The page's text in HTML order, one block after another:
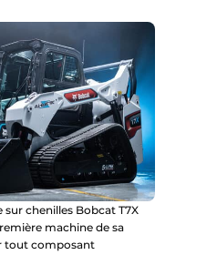
chenilles Bobcat T7X
machine de sa
tout composant